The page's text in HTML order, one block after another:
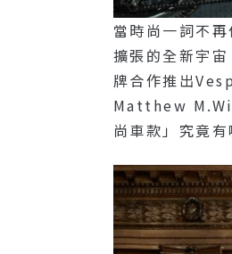
當時尚一詞不
擴張的全新宇
牌合作推出
Matthew
尚車款」究竟有